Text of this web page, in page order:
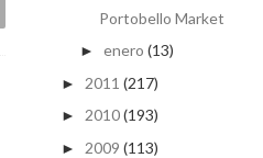
Portobello Market
► enero (13)
► 2011 (217)
► 2010(193)
► 2009 (113)